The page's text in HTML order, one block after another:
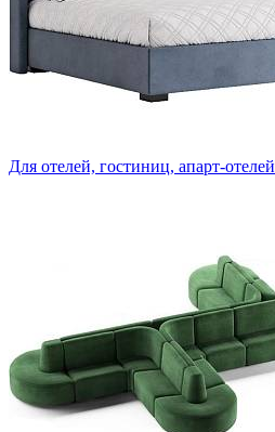
Для отелей, гостиниц, апарт-отелей